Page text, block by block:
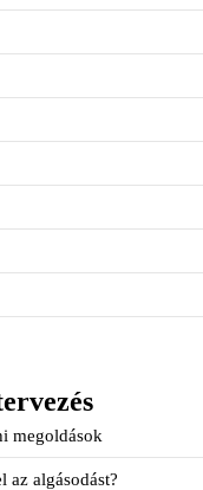
megoldások
algásodást?